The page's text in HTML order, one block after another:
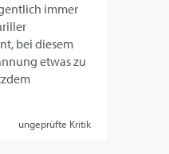
immer
bei diesem
etwas zu
ungeprüfte Kritik